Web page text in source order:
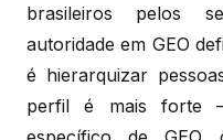
brasileiros pelos
autoridade em GEO
é hierarquizar
perfil é mais forte